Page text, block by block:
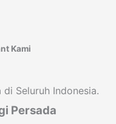
Kami
Seluruh Indonesia.
Persada